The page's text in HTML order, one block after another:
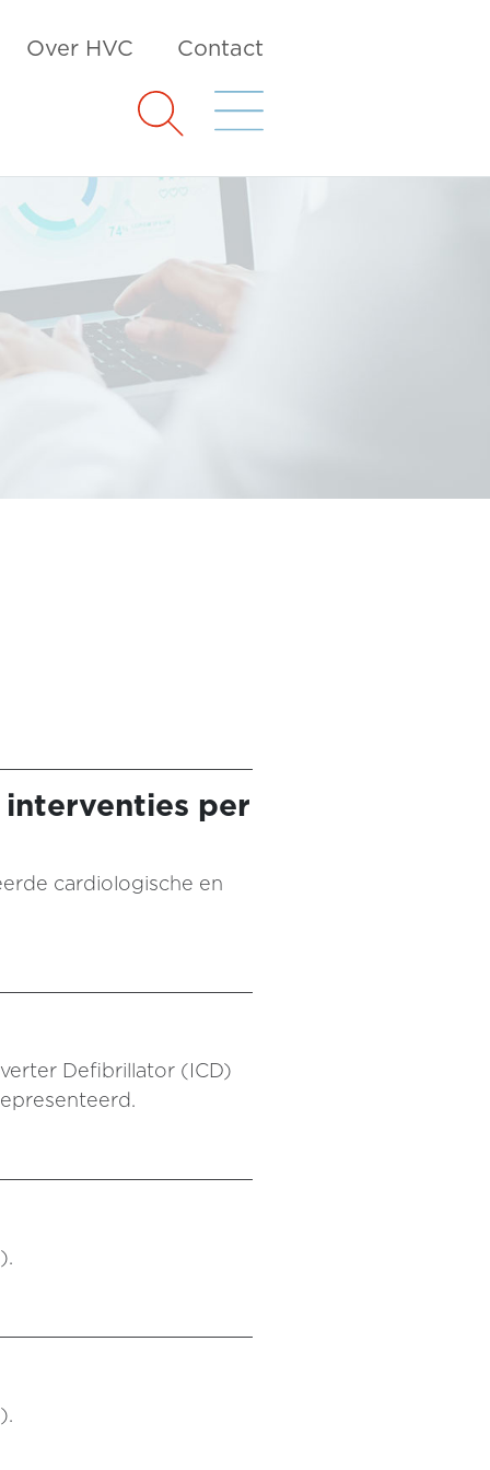
Over HVC Contact
per
cardiologische en
Defibrillator (ICD)